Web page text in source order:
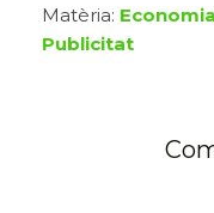
Matèria:
Publicitat